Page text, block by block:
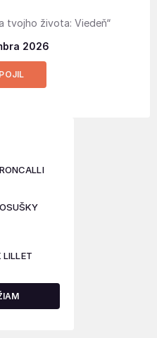
tvojho života: Viedeň“
2026
LILLET